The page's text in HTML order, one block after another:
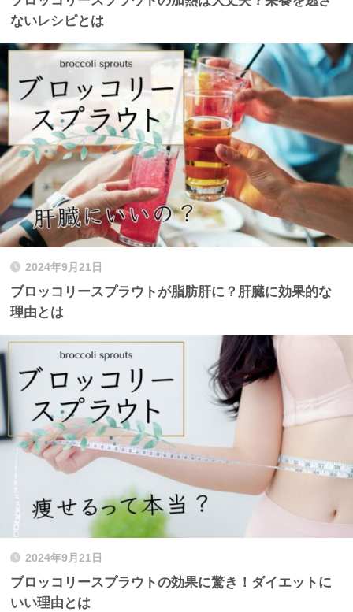
ないレシピとは
2024年9月21日
ブロッコリースプラウトが脂肪肝に？肝臓に効果的な
理由とは
2024年9月21日
ブロッコリースプラウトの効果に驚き！ダイエットに
いい理由とは